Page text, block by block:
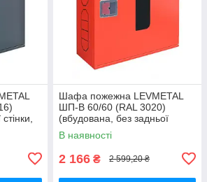
мм)
Шафа пожежна LEVMETAL
ШП-В 60/60 (RAL 3020)
(вбудована, без задньої
стінки, червона, 600х600х230
мм)
В наявності
2 166 ₴ 2 599,20 ₴